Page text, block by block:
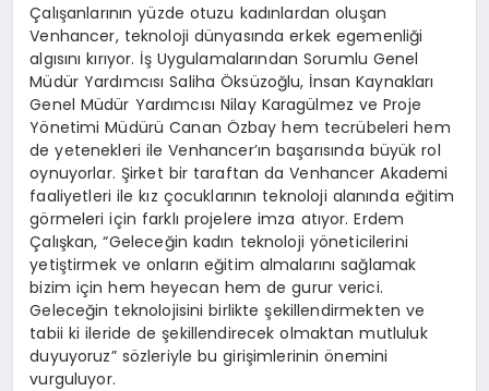
Çalışanlarının yüzde otuzu kadınlardan oluşan
Venhancer, teknoloji dünyasında erkek egemenliği
algısını kırıyor. İş Uygulamalarından Sorumlu Genel
Müdür Yardımcısı Saliha Öksüzoğlu, İnsan Kaynakları
Genel Müdür Yardımcısı Nilay Karagülmez ve Proje
Yönetimi Müdürü Canan Özbay hem tecrübeleri hem
de yetenekleri ile Venhancer’ın başarısında büyük rol
oynuyorlar. Şirket bir taraftan da Venhancer Akademi
faaliyetleri ile kız çocuklarının teknoloji alanında eğitim
görmeleri için farklı projelere imza atıyor. Erdem
Çalışkan, “Geleceğin kadın teknoloji yöneticilerini
yetiştirmek ve onların eğitim almalarını sağlamak
bizim için hem heyecan hem de gurur verici.
Geleceğin teknolojisini birlikte şekillendirmekten ve
tabii ki ileride de şekillendirecek olmaktan mutluluk
duyuyoruz” sözleriyle bu girişimlerinin önemini
vurguluyor.